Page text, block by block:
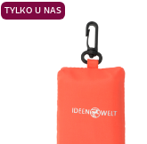
TYLKO U NAS